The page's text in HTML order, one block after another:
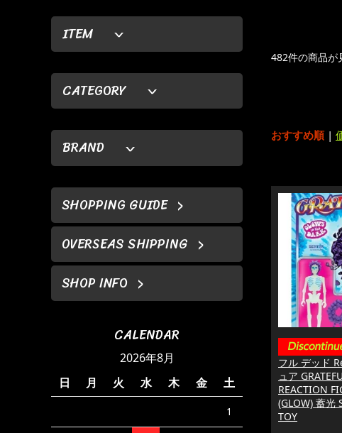
ITEM
CATEGORY
BRAND
SHOPPING GUIDE
OVERSEAS SHIPPING
SHOP INFO
CALENDAR
2026年8月
日
月 火 水 木 金 土
1
482件の商品が
おすすめ順|
フル デッド
ュア
REACTION
(GLOW) 蓄光
TOY